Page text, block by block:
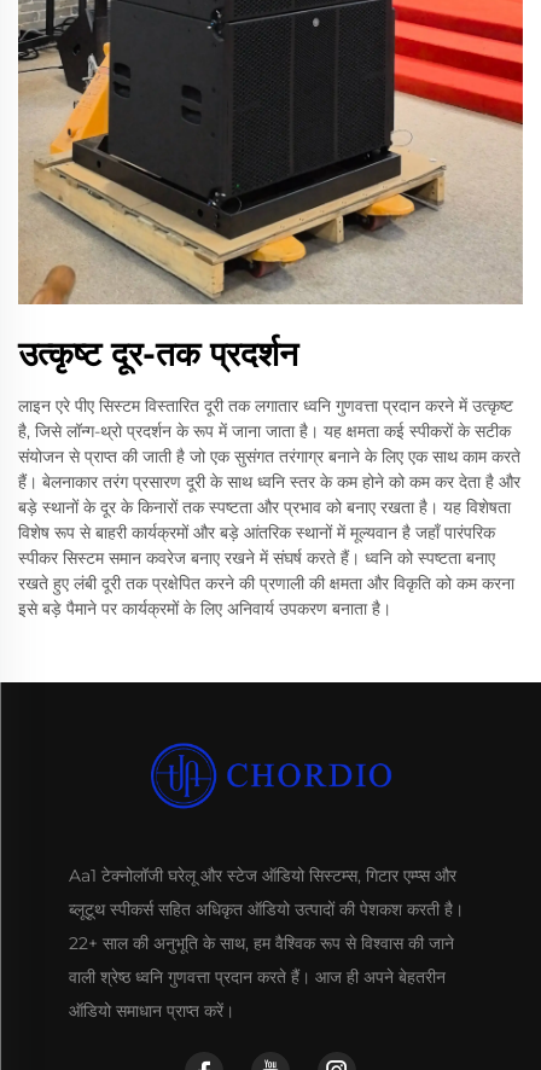
उत्कृष्ट दूर-तक प्रदर्शन
लाइन एरे पीए सिस्टम विस्तारित दूरी तक लगातार ध्वनि गुणवत्ता प्रदान करने में उत्कृष्ट
है, जिसे लॉन्ग-थ्रो प्रदर्शन के रूप में जाना जाता है। यह क्षमता कई स्पीकरों के सटीक
संयोजन से प्राप्त की जाती है जो एक सुसंगत तरंगाग्र बनाने के लिए एक साथ काम करते
हैं। बेलनाकार तरंग प्रसारण दूरी के साथ ध्वनि स्तर के कम होने को कम कर देता है और
बड़े स्थानों के दूर के किनारों तक स्पष्टता और प्रभाव को बनाए रखता है। यह विशेषता
विशेष रूप से बाहरी कार्यक्रमों और बड़े आंतरिक स्थानों में मूल्यवान है जहाँ पारंपरिक
स्पीकर सिस्टम समान कवरेज बनाए रखने में संघर्ष करते हैं। ध्वनि को स्पष्टता बनाए
रखते हुए लंबी दूरी तक प्रक्षेपित करने की प्रणाली की क्षमता और विकृति को कम करना
इसे बड़े पैमाने पर कार्यक्रमों के लिए अनिवार्य उपकरण बनाता है।
Aa1 टेक्नोलॉजी घरेलू और स्टेज ऑडियो सिस्टम्स, गिटार एम्प्स और
ब्लूटूथ स्पीकर्स सहित अधिकृत ऑडियो उत्पादों की पेशकश करती है।
22+ साल की अनुभूति के साथ, हम वैश्विक रूप से विश्वास की जाने
वाली श्रेष्ठ ध्वनि गुणवत्ता प्रदान करते हैं। आज ही अपने बेहतरीन
ऑडियो समाधान प्राप्त करें।